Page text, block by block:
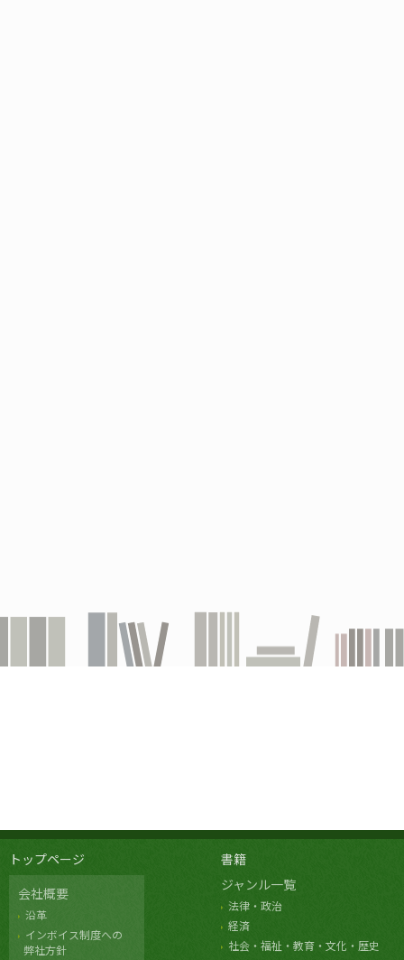
トップページ
会社概要
沿革
インボイス制度への
弊社方針
書籍
ジャンル一覧
法律・政治
経済
社会・福祉・教育・文化・歴史